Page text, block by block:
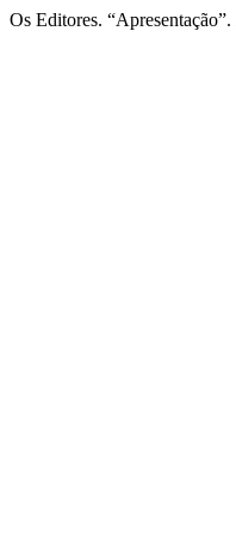
Os Editores. “Apresentação”.